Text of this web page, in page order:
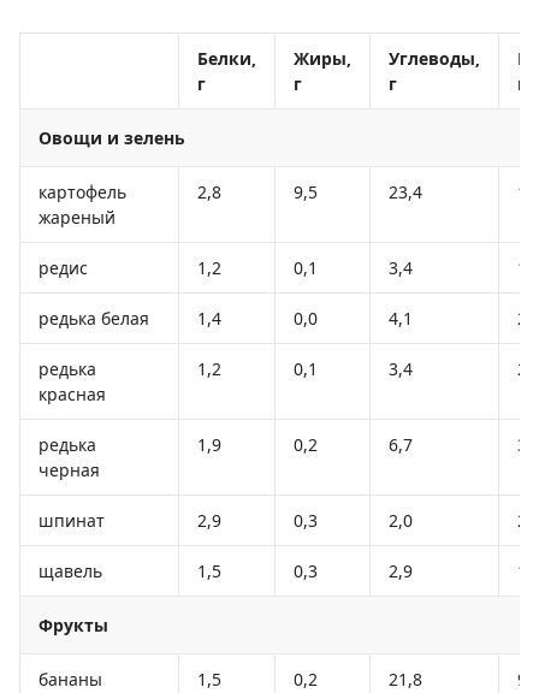
Белки,
г
Жиры,
г
Углеводы,
г
Овощи и зелень
картофель
жареный
2,8 9,5 23,4
редис 1,2 0,1 3,4 19
редька белая 1,4 0,0 4,1 21
редька
красная
1,2 0,1 3,4 20
редька
черная
1,9 0,2 6,7 35
шпинат 2,9 0,3 2,0 22
щавель 1,5 0,3 2,9 19
Фрукты
бананы 1,5 0,2 21,8 95